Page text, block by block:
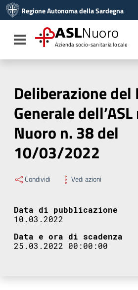
Vai al menu di navigazione
Vai al footer
Regione Autonoma della Sardegna
Toggle navigation
ASLNuoro
Azienda socio-sanitaria locale
Deliberazione
Generale
Nuoro n. 38 del
10/03/2022
Condividi Vedi azioni
Data di pubblicazione
10.03.2022
Data e ora di scadenza
25.03.2022 00:00:00